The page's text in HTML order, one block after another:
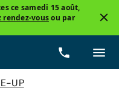
ce samedi 15 août,
rendez-vousou par
UP